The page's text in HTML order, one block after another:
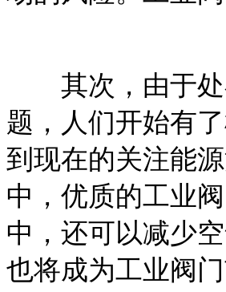
其次，由于处
题，人们开始有
到现在的关注能
中，优质的工业
中，还可以减少
也将成为工业阀